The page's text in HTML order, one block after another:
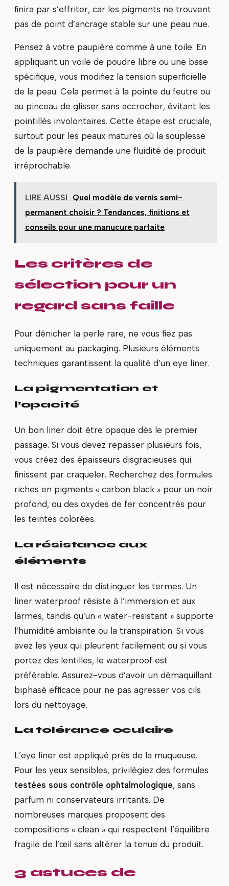
finira par s’effriter, car les pigments ne trouvent
pas de point d’ancrage stable sur une peau nue.
Pensez à votre paupière comme à une toile. En
appliquant un voile de poudre libre ou une base
spécifique, vous modifiez la tension superficielle
de la peau. Cela permet à la pointe du feutre ou
au pinceau de glisser sans accrocher, évitant les
pointillés involontaires. Cette étape est cruciale,
surtout pour les peaux matures où la souplesse
de la paupière demande une fluidité de produit
irréprochable.
LIRE AUSSI
Quel modèle de vernis semi-
permanent choisir ? Tendances, finitions et
conseils pour une manucure parfaite
Les critères de
sélection pour un
regard sans faille
Pour dénicher la perle rare, ne vous fiez pas
uniquement au packaging. Plusieurs éléments
techniques garantissent la qualité d’un eye liner.
La pigmentation et
l’opacité
Un bon liner doit être opaque dès le premier
passage. Si vous devez repasser plusieurs fois,
vous créez des épaisseurs disgracieuses qui
finissent par craqueler. Recherchez des formules
riches en pigments « carbon black » pour un noir
profond, ou des oxydes de fer concentrés pour
les teintes colorées.
La résistance aux
éléments
Il est nécessaire de distinguer les termes. Un
liner waterproof résiste à l’immersion et aux
larmes, tandis qu’un « water-resistant » supporte
l’humidité ambiante ou la transpiration. Si vous
avez les yeux qui pleurent facilement ou si vous
portez des lentilles, le waterproof est
préférable. Assurez-vous d’avoir un démaquillant
biphasé efficace pour ne pas agresser vos cils
lors du nettoyage.
La tolérance oculaire
L’eye liner est appliqué près de la muqueuse.
Pour les yeux sensibles, privilégiez des formules
testées sous contrôle ophtalmologique, sans
parfum ni conservateurs irritants. De
nombreuses marques proposent des
compositions « clean » qui respectent l’équilibre
fragile de l’œil sans altérer la tenue du produit.
3 astuces de